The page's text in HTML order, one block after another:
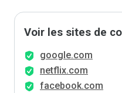
Voir les sites de
google.com
netflix.com
facebook.com